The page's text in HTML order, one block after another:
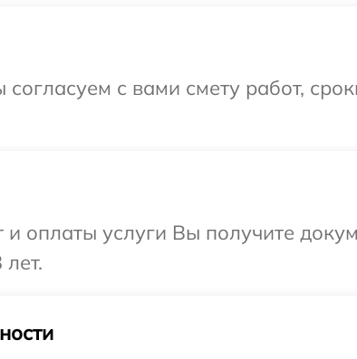
с вами смету работ,
оплаты услуги Вы получите